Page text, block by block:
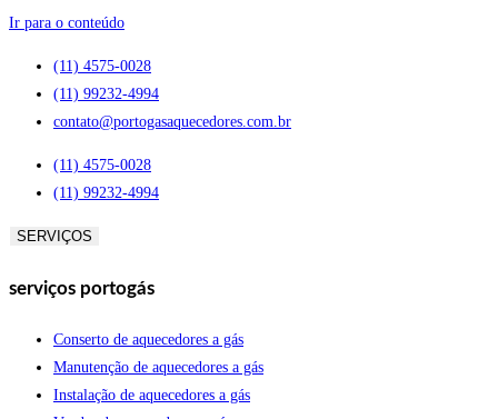
Ir para o conteúdo
(11) 4575-0028
(11) 99232-4994
contato@portogasaquecedores.com.br
(11) 4575-0028
(11) 99232-4994
SERVIÇOS
serviços portogás
Conserto de aquecedores a gás
Manutenção de aquecedores a gás
Instalação de aquecedores a gás